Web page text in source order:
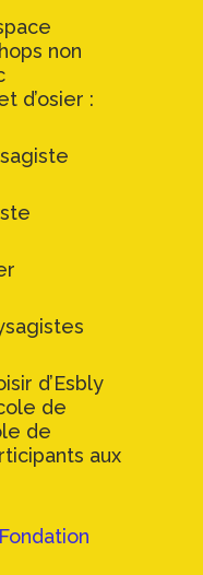
non
d’osier :
d’Esbly
de
de
aux
Fondation